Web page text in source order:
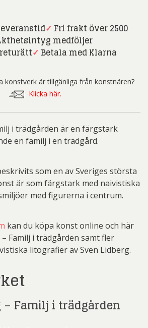
✓ Fri frakt över 2500
medföljer
✓ Betala med Klarna
konstverk är tillgänliga från konstnären?
Klicka här.
i trädgården är en färgstark
en familj i en trädgård.
som en av Sveriges största
är som färgstark med naivistiska
med figurerna i centrum.
kan du köpa konst online och här
Familj i trädgården samt fler
litografier av Sven Lidberg.
– Familj i trädgården